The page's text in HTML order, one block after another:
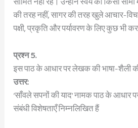
की तरह नहीं, सागर की तरह खुले आचार-
पक्षी, प्रकृति और पर्यावरण के लिए कुछ भी
प्रश्न 5.
इस पाठ के आधार पर लेखक की भाषा-शैली
उत्तर:
‘साँवले सपनों की याद’ नामक पाठ के
संबंधी विशेषताएँ निम्नलिखित हैं